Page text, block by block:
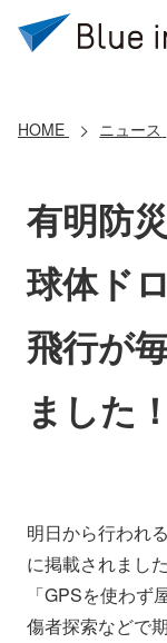
会社情
採用情
HOME ニュース
有明防
球体ド
飛行が
ました！
明日から行われ
に掲載されました
「GPSを使わず
傷者探索などで